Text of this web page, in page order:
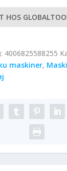
HOS
4006825588255
maskiner,